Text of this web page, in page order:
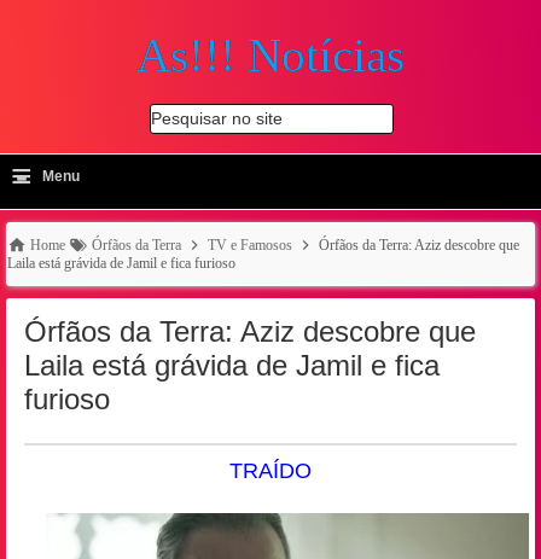
As!!! Notícias
Pesquisar no site
-
≡ Menu
Home Órfãos da Terra TV e Famosos
Órfãos da Terra: Aziz descobre que
Laila está grávida de Jamil e fica furioso
Órfãos da Terra: Aziz descobre que
Laila está grávida de Jamil e fica
furioso
TRAÍDO